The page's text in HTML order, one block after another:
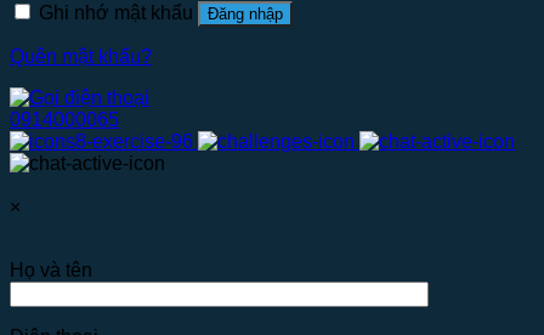
Ghi nhớ mật khẩu Đăng nhập
Quên mật khẩu?
0914000065
×
Họ và tên